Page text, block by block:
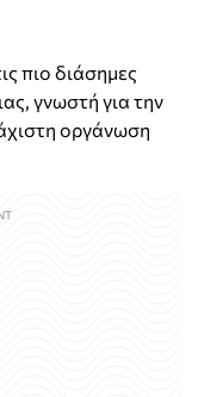
πιο διάσημες
γνωστή για την
οργάνωση